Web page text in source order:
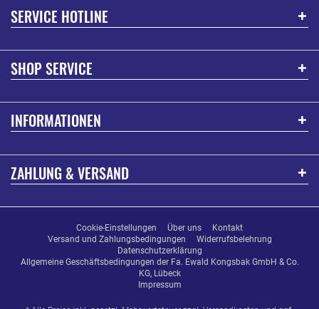
SERVICE HOTLINE
SHOP SERVICE
INFORMATIONEN
ZAHLUNG & VERSAND
Cookie-Einstellungen Über uns
Kontakt
Versand und Zahlungsbedingungen
Widerrufsbelehrung
Datenschutzerklärung
Allgemeine Geschäftsbedingungen der Fa. Ewald Kongsbak GmbH & Co.
KG, Lübeck
Impressum